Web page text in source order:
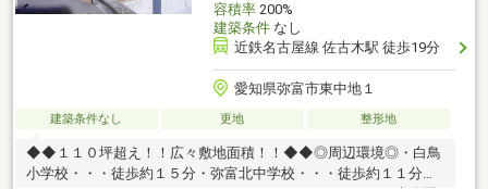
容積率200%
建築条件なし
近鉄名古屋線 佐古木駅 徒歩19分
愛知県弥富市東中地１
建築条件なし 更地 整形地
◆◆１１０坪超え！！広々敷地面積！！◆◆◎周辺環境◎・白鳥
小学校・・・徒歩約１５分・弥富北中学校・・・徒歩約１１分